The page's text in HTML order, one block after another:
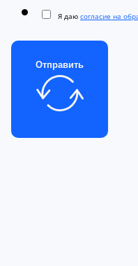
Я даю согласие на
Отправить